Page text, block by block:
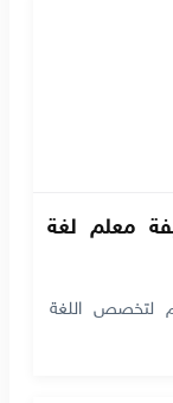
معلم لغة
لتخصص اللغة